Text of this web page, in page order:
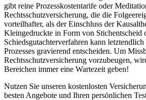
gibt reine Prozesskostentarife oder
Rechtsschutzversicherung, die die
vorteilhafter, als der Einschluss der
Kleingedruckte in Form von Stichentscheid
Schiedsgutachterverfahren kann
Prozesses gravierend entscheiden. Um
Rechtsschutzversicherung vorzubeugen,
Bereichen immer eine Wartezeit geben!
Nutzen Sie unseren kostenlosten
besten Angebote und Ihren persönlichen